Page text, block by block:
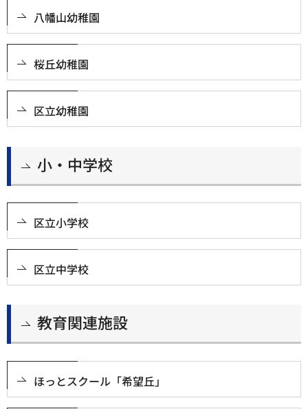
八幡山幼稚園
桜丘幼稚園
区立幼稚園
小・中学校
区立小学校
区立中学校
教育関連施設
ほっとスクール「希望丘」